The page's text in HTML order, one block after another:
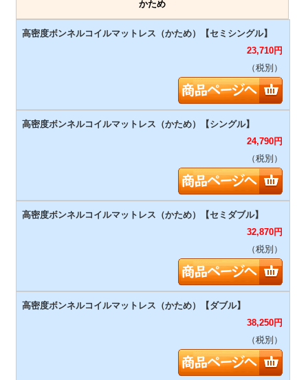
かため
23,710円
（税別）
24,790円
（税別）
32,870円
（税別）
38,250円
（税別）